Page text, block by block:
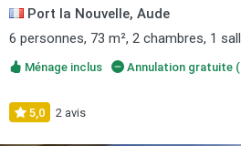
Port la Nouvelle, Aude
6 personnes, 73 m², 2 chambres, 1
Ménage inclus Annulation gratuite
5,0 2 avis